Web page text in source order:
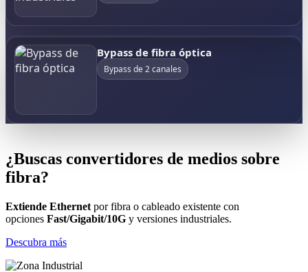
Bypass de fibra óptica
Bypass de 2 canales
¿Buscas convertidores de medios sobre
fibra?
Extiende Ethernet por fibra o cableado existente con
opciones Fast/Gigabit/10G y versiones industriales.
Descubra más